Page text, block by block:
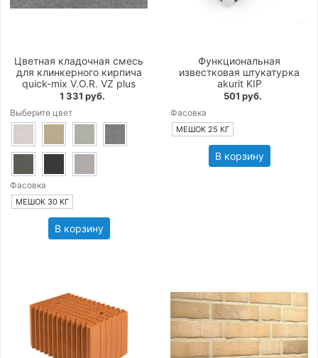
Цветная кладочная смесь
для клинкерного кирпича
quick-mix V.O.R. VZ plus
1 331 руб.
Выберите цвет
Фасовка
МЕШОК 30 КГ
В корзину
Функциональная
известковая штукатурка
akurit KIP
501 руб.
Фасовка
МЕШОК 25 КГ
В корзину